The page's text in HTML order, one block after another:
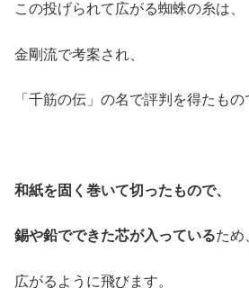
この投げられて広がる蜘蛛の糸は、
金剛流で考案され、
「千筋の伝」の名で評判を得たもの
和紙を固く巻いて切ったもので、
錫や鉛でできた芯が入っているため
広がるように飛びます。